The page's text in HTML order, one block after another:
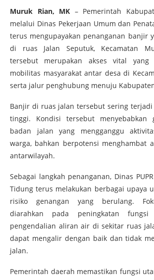
Muruk Rian, MK – Pemerintah
melalui Dinas Pekerjaan Umum dan
terus mengupayakan penanganan banjir
di ruas Jalan Seputuk, Kecamatan
tersebut merupakan akses vital yang
mobilitas masyarakat antar desa di
serta jalur penghubung menuju
Banjir di ruas jalan tersebut sering
tinggi. Kondisi tersebut menyebabkan
badan jalan yang mengganggu
warga, bahkan berpotensi menghambat
antarwilayah.
Sebagai langkah penanganan, Dinas
Tidung terus melakukan berbagai upaya
risiko genangan yang berulang.
diarahkan pada peningkatan
pengendalian aliran air di sekitar ruas
dapat mengalir dengan baik dan tidak
jalan.
Pemerintah daerah memastikan fungsi